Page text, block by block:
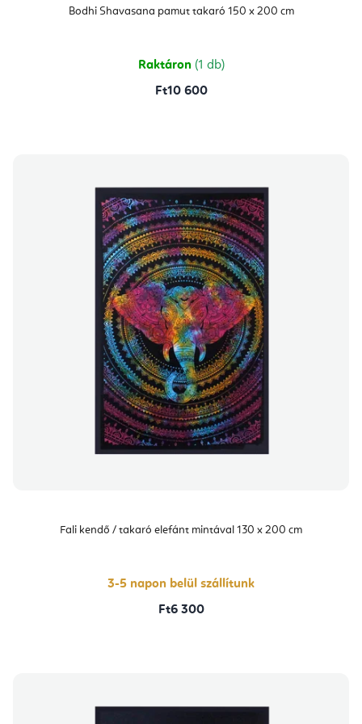
Bodhi Shavasana pamut takaró 150 x 200 cm
átlagos
értékelése
csillag.
Raktáron (1 db)
Ft10 600
Fali kendő / takaró elefánt mintával 130 x 200 cm
3-5 napon belül szállítunk
Ft6 300